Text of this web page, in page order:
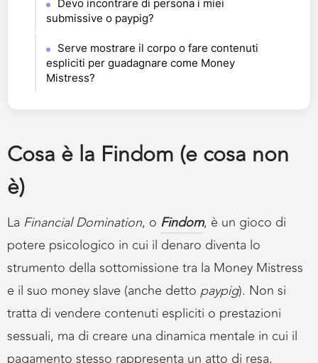
Devo incontrare di persona i miei
submissive o paypig?
Serve mostrare il corpo o fare contenuti
espliciti per guadagnare come Money
Mistress?
Cosa è la Findom (e cosa non
è)
La Financial Domination, o Findom, è un gioco di
potere psicologico in cui il denaro diventa lo
strumento della sottomissione tra la Money Mistress
e il suo money slave (anche detto paypig). Non si
tratta di vendere contenuti espliciti o prestazioni
sessuali, ma di creare una dinamica mentale in cui il
pagamento stesso rappresenta un atto di resa,